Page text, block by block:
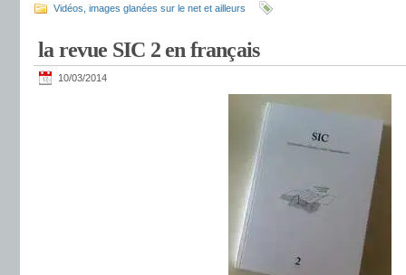
Vidéos, images glanées sur le net et ailleurs
la revue SIC 2 en français
10/03/2014